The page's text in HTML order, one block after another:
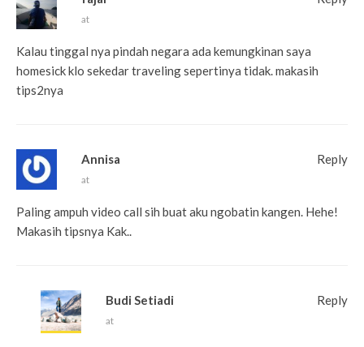
at
Kalau tinggal nya pindah negara ada kemungkinan saya
homesick klo sekedar traveling sepertinya tidak. makasih
tips2nya
Annisa
at
Paling ampuh video call sih buat aku ngobatin kangen. Hehe!
Makasih tipsnya Kak..
Reply
Budi Setiadi
at
Reply